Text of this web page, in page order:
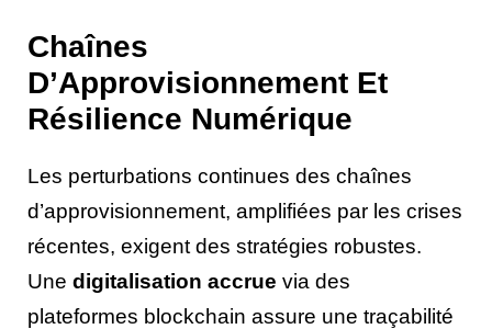
Chaînes
D’Approvisionnement Et
Résilience Numérique
Les perturbations continues des chaînes
d’approvisionnement, amplifiées par les crises
récentes, exigent des stratégies robustes.
Une digitalisation accrue via des
plateformes blockchain assure une traçabilité